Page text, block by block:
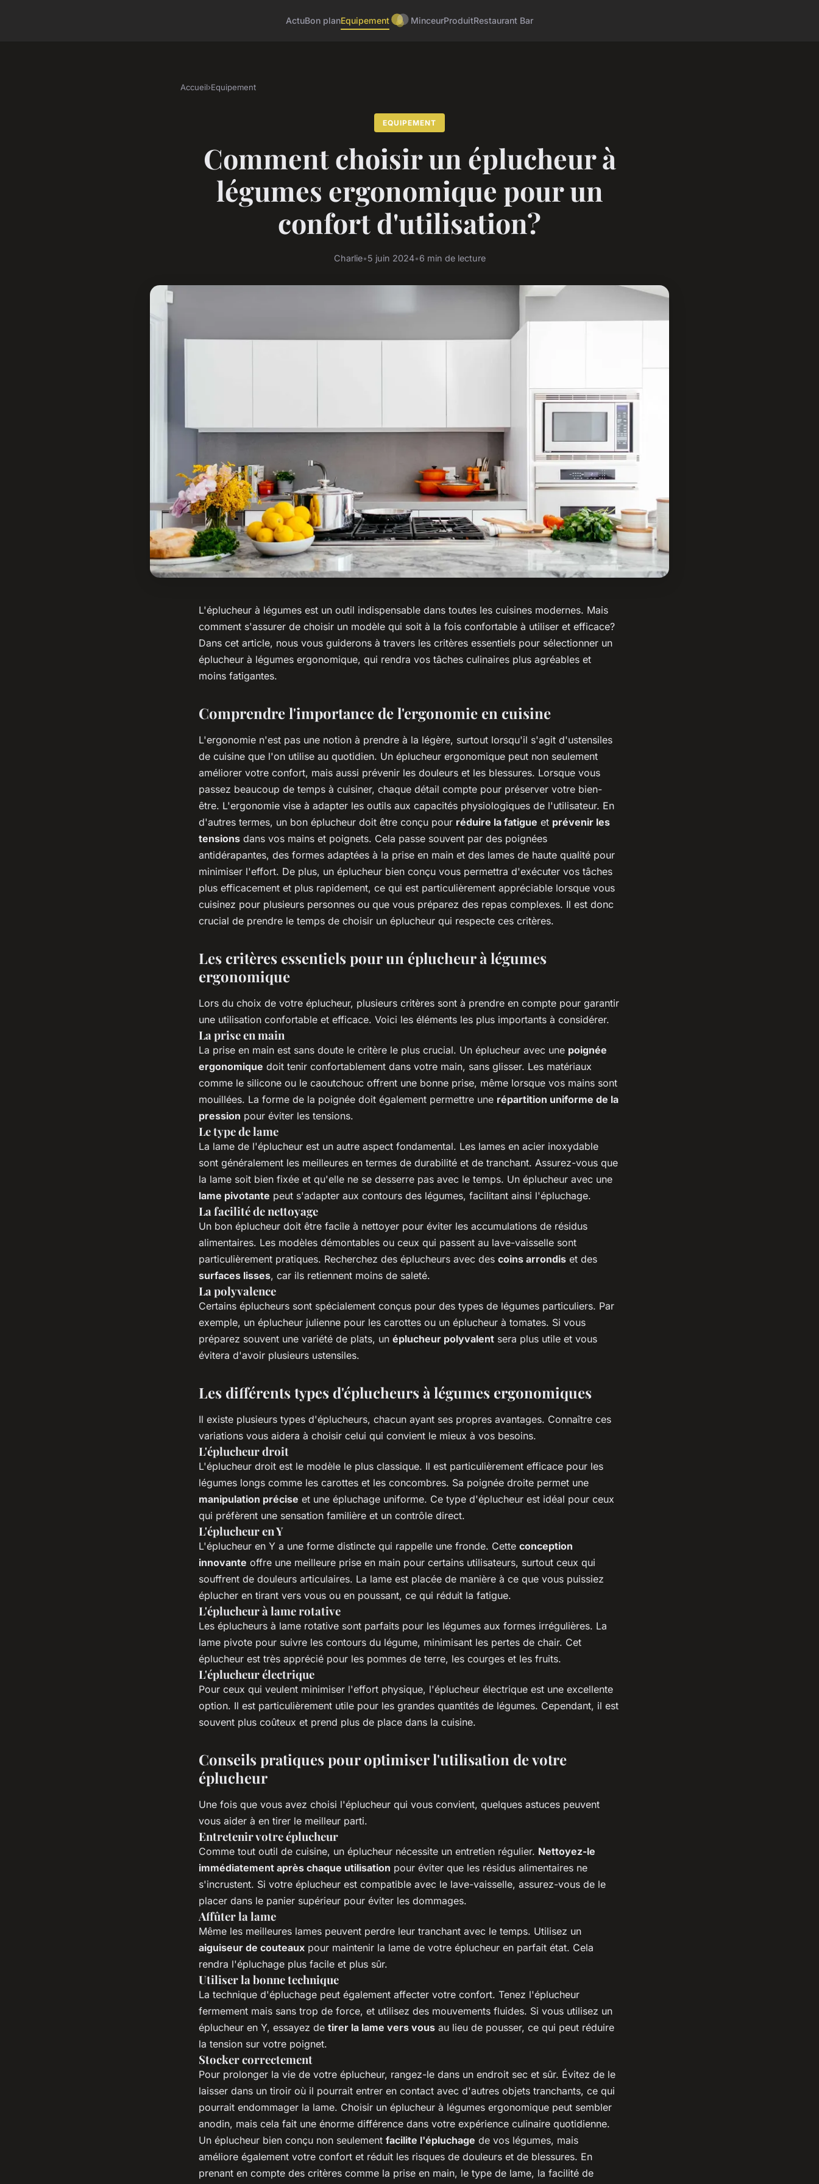
ActuBon planEquipement MinceurProduitRestaurant Bar
Accueil›Equipement
EQUIPEMENT
Comment choisir un éplucheur à
légumes ergonomique pour un
confort d'utilisation?
Charlie•5 juin 2024•6 min de lecture
L'éplucheur à légumes est un outil indispensable dans toutes les cuisines modernes. Mais
comment s'assurer de choisir un modèle qui soit à la fois confortable à utiliser et efficace?
Dans cet article, nous vous guiderons à travers les critères essentiels pour sélectionner un
éplucheur à légumes ergonomique, qui rendra vos tâches culinaires plus agréables et
moins fatigantes.
Comprendre l'importance de l'ergonomie en cuisine
L'ergonomie n'est pas une notion à prendre à la légère, surtout lorsqu'il s'agit d'ustensiles
de cuisine que l'on utilise au quotidien. Un éplucheur ergonomique peut non seulement
améliorer votre confort, mais aussi prévenir les douleurs et les blessures. Lorsque vous
passez beaucoup de temps à cuisiner, chaque détail compte pour préserver votre bien-
être. L'ergonomie vise à adapter les outils aux capacités physiologiques de l'utilisateur. En
d'autres termes, un bon éplucheur doit être conçu pour réduire la fatigue et prévenir les
tensions dans vos mains et poignets. Cela passe souvent par des poignées
antidérapantes, des formes adaptées à la prise en main et des lames de haute qualité pour
minimiser l'effort. De plus, un éplucheur bien conçu vous permettra d'exécuter vos tâches
plus efficacement et plus rapidement, ce qui est particulièrement appréciable lorsque vous
cuisinez pour plusieurs personnes ou que vous préparez des repas complexes. Il est donc
crucial de prendre le temps de choisir un éplucheur qui respecte ces critères.
Les critères essentiels pour un éplucheur à légumes
ergonomique
Lors du choix de votre éplucheur, plusieurs critères sont à prendre en compte pour garantir
une utilisation confortable et efficace. Voici les éléments les plus importants à considérer.
La prise en main
La prise en main est sans doute le critère le plus crucial. Un éplucheur avec une poignée
ergonomique doit tenir confortablement dans votre main, sans glisser. Les matériaux
comme le silicone ou le caoutchouc offrent une bonne prise, même lorsque vos mains sont
mouillées. La forme de la poignée doit également permettre une répartition uniforme de la
pression pour éviter les tensions.
Le type de lame
La lame de l'éplucheur est un autre aspect fondamental. Les lames en acier inoxydable
sont généralement les meilleures en termes de durabilité et de tranchant. Assurez-vous que
la lame soit bien fixée et qu'elle ne se desserre pas avec le temps. Un éplucheur avec une
lame pivotante peut s'adapter aux contours des légumes, facilitant ainsi l'épluchage.
La facilité de nettoyage
Un bon éplucheur doit être facile à nettoyer pour éviter les accumulations de résidus
alimentaires. Les modèles démontables ou ceux qui passent au lave-vaisselle sont
particulièrement pratiques. Recherchez des éplucheurs avec des coins arrondis et des
surfaces lisses, car ils retiennent moins de saleté.
La polyvalence
Certains éplucheurs sont spécialement conçus pour des types de légumes particuliers. Par
exemple, un éplucheur julienne pour les carottes ou un éplucheur à tomates. Si vous
préparez souvent une variété de plats, un éplucheur polyvalent sera plus utile et vous
évitera d'avoir plusieurs ustensiles.
Les différents types d'éplucheurs à légumes ergonomiques
Il existe plusieurs types d'éplucheurs, chacun ayant ses propres avantages. Connaître ces
variations vous aidera à choisir celui qui convient le mieux à vos besoins.
L'éplucheur droit
L'éplucheur droit est le modèle le plus classique. Il est particulièrement efficace pour les
légumes longs comme les carottes et les concombres. Sa poignée droite permet une
manipulation précise et une épluchage uniforme. Ce type d'éplucheur est idéal pour ceux
qui préfèrent une sensation familière et un contrôle direct.
L'éplucheur en Y
L'éplucheur en Y a une forme distincte qui rappelle une fronde. Cette conception
innovante offre une meilleure prise en main pour certains utilisateurs, surtout ceux qui
souffrent de douleurs articulaires. La lame est placée de manière à ce que vous puissiez
éplucher en tirant vers vous ou en poussant, ce qui réduit la fatigue.
L'éplucheur à lame rotative
Les éplucheurs à lame rotative sont parfaits pour les légumes aux formes irrégulières. La
lame pivote pour suivre les contours du légume, minimisant les pertes de chair. Cet
éplucheur est très apprécié pour les pommes de terre, les courges et les fruits.
L'éplucheur électrique
Pour ceux qui veulent minimiser l'effort physique, l'éplucheur électrique est une excellente
option. Il est particulièrement utile pour les grandes quantités de légumes. Cependant, il est
souvent plus coûteux et prend plus de place dans la cuisine.
Conseils pratiques pour optimiser l'utilisation de votre
éplucheur
Une fois que vous avez choisi l'éplucheur qui vous convient, quelques astuces peuvent
vous aider à en tirer le meilleur parti.
Entretenir votre éplucheur
Comme tout outil de cuisine, un éplucheur nécessite un entretien régulier. Nettoyez-le
immédiatement après chaque utilisation pour éviter que les résidus alimentaires ne
s'incrustent. Si votre éplucheur est compatible avec le lave-vaisselle, assurez-vous de le
placer dans le panier supérieur pour éviter les dommages.
Affûter la lame
Même les meilleures lames peuvent perdre leur tranchant avec le temps. Utilisez un
aiguiseur de couteaux pour maintenir la lame de votre éplucheur en parfait état. Cela
rendra l'épluchage plus facile et plus sûr.
Utiliser la bonne technique
La technique d'épluchage peut également affecter votre confort. Tenez l'éplucheur
fermement mais sans trop de force, et utilisez des mouvements fluides. Si vous utilisez un
éplucheur en Y, essayez de tirer la lame vers vous au lieu de pousser, ce qui peut réduire
la tension sur votre poignet.
Stocker correctement
Pour prolonger la vie de votre éplucheur, rangez-le dans un endroit sec et sûr. Évitez de le
laisser dans un tiroir où il pourrait entrer en contact avec d'autres objets tranchants, ce qui
pourrait endommager la lame. Choisir un éplucheur à légumes ergonomique peut sembler
anodin, mais cela fait une énorme différence dans votre expérience culinaire quotidienne.
Un éplucheur bien conçu non seulement facilite l'épluchage de vos légumes, mais
améliore également votre confort et réduit les risques de douleurs et de blessures. En
prenant en compte des critères comme la prise en main, le type de lame, la facilité de